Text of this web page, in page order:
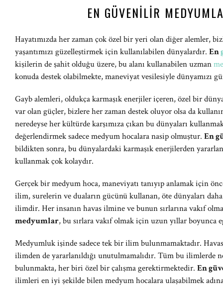
EN GÜVENILIR
Hayatımızda her zaman çok özel bir yeri olan diğer alemler,
yaşantımızı güzelleştirmek için kullanılabilen dünyalardır. En
kişilerin de şahit olduğu üzere, bu alanı kullanabilen uzman
konuda destek olabilmekte, maneviyat vesilesiyle dünyamızı
Gayb alemleri, oldukça karmaşık enerjiler içeren, özel bir
var olan güçler, bizlere her zaman destek oluyor olsa da
neredeyse her kültürde karşımıza çıkan bu dünyaları
değerlendirmek sadece medyum hocalara nasip olmuştur. En
bildikten sonra, bu dünyalardaki karmaşık enerjilerden
kullanmak çok kolaydır.
Gerçek bir medyum hoca, maneviyatı tanıyıp anlamak için
ilim, surelerin ve duaların gücünü kullanan, öte dünyaları
ilimdir. Her insanın havas ilmine ve bunun sırlarına vakıf
medyumlar, bu sırlara vakıf olmak için uzun yıllar
Medyumluk işinde sadece tek bir ilim bulunmamaktadır.
ilimden de yararlanıldığı unutulmamalıdır. Tüm bu ilimlerde
bulunmakta, her biri özel bir çalışma gerektirmektedir. En
ilimleri en iyi şekilde bilen medyum hocalara ulaşabilmek